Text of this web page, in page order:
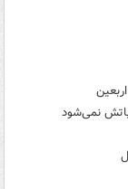
نمی‌شود